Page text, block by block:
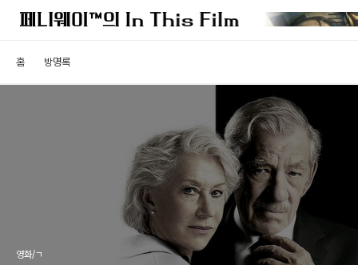
홈 방명록
영화/ㄱ